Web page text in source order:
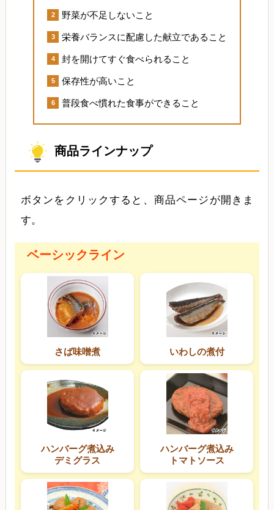
野菜が不足しないこと
栄養バランスに配慮した献立であること
封を開けてすぐ食べられること
保存性が高いこと
普段食べ慣れた食事ができること
商品ラインナップ
ボタンをクリックすると、商品ページが開きま
す。
ベーシックライン
さば味噌煮 いわしの煮付
ハンバーグ煮込み
デミグラス
ハンバーグ煮込み
トマトソース